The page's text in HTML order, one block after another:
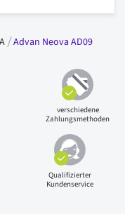
Advan Neova AD09
verschiedene
Zahlungsmethoden
Qualifizierter
Kundenservice